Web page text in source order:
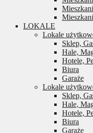
LOKALE
Lokale
Sklep,
Hale,
Hotele,
Biura
Garaże
Lokale
Sklep,
Hale,
Hotele,
Biura
Garaże